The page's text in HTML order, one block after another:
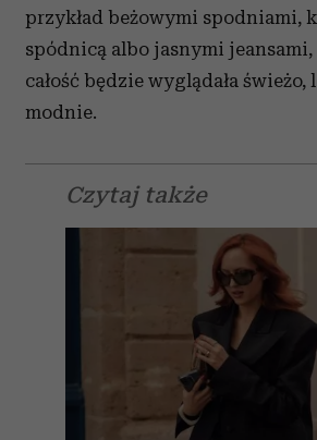
przykład beżowymi spodniami,
spódnicą albo jasnymi
całość będzie wyglądała
modnie.
Czytaj także